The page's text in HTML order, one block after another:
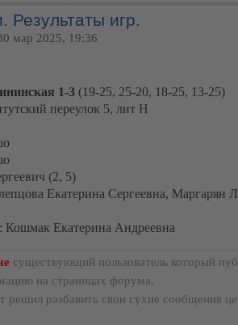
Результаты игр.
мар 2025, 19:36
1-3 (19-25, 25-20, 18-25, 13-25)
переулок 5, лит Н
(2, 5)
Екатерина Сергеевна, Маргарян
: Кошмак Екатерина Андреевна
существующий пользователь который
на страницах форума.
решил разбавить свои сухие сообщения